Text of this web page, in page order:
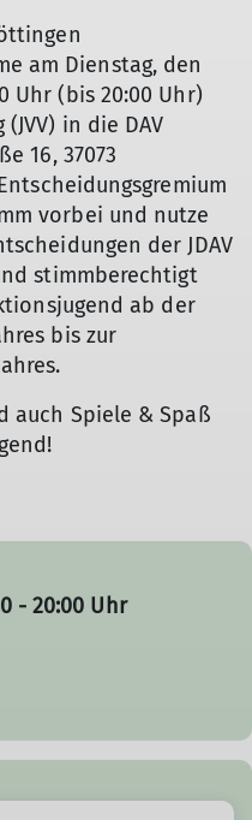
am Dienstag, den
Uhr (bis 20:00 Uhr)
in die DAV
16, 37073
vorbei und nutze
der JDAV
stimmberechtigt
ab der
bis zur
auch Spiele & Spaß
- 20:00 Uhr